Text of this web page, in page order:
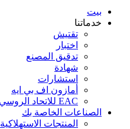
بيت
خدماتنا
تقتيش
اختبار
تدقيق المصنع
شهادة
استشارات
أمازون اف بي ايه
EAC للاتحاد الروسي
الصناعات الخاصة بك
المنتجات الاستهلاكية